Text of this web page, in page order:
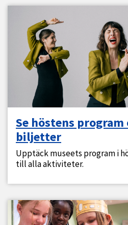
Se höstens program
biljetter
Upptäck museets program i
till alla aktiviteter.